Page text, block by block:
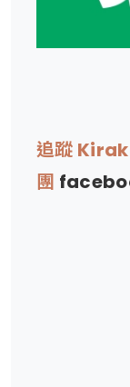
追蹤
團